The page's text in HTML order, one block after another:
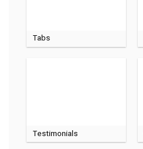
Tabs
Testimonials